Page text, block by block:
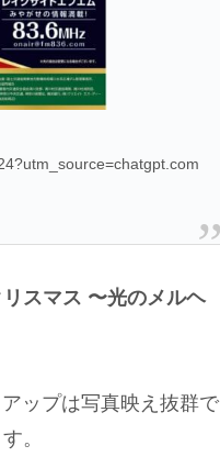
リスマス 〜光のメルヘ
ップは写真映え抜群で
。